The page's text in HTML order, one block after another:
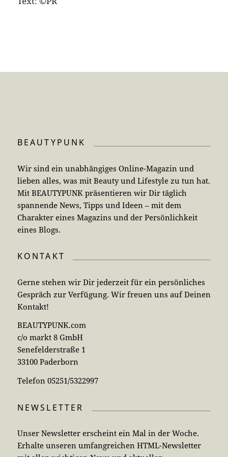
BEAUTYPUNK
Wir sind ein unabhängiges Online-Magazin und
lieben alles, was mit Beauty und Lifestyle zu tun hat.
Mit BEAUTYPUNK präsentieren wir Dir täglich
spannende News, Tipps und Ideen – mit dem
Charakter eines Magazins und der Persönlichkeit
eines Blogs.
KONTAKT
Gerne stehen wir Dir jederzeit für ein persönliches
Gespräch zur Verfügung. Wir freuen uns auf Deinen
Kontakt!
BEAUTYPUNK.com
c/o markt 8 GmbH
Senefelderstraße 1
33100 Paderborn
Telefon 05251/5322997
NEWSLETTER
Unser Newsletter erscheint ein Mal in der Woche.
Erhalte unseren umfangreichen HTML-Newsletter